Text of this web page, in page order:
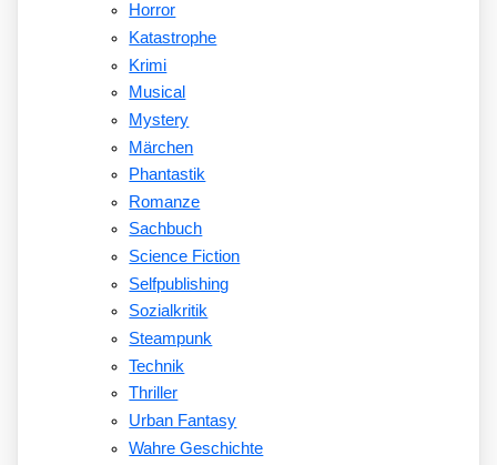
Horror
Katastrophe
Krimi
Musical
Mystery
Märchen
Phantastik
Romanze
Sachbuch
Science Fiction
Selfpublishing
Sozialkritik
Steampunk
Technik
Thriller
Urban Fantasy
Wahre Geschichte